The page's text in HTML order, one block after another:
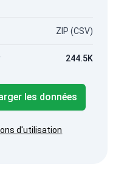
ZIP (CSV)
244.5K
les données
d'utilisation